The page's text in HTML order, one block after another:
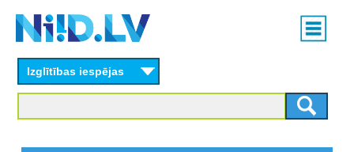
content
Main
menu
Izglītības iespējas